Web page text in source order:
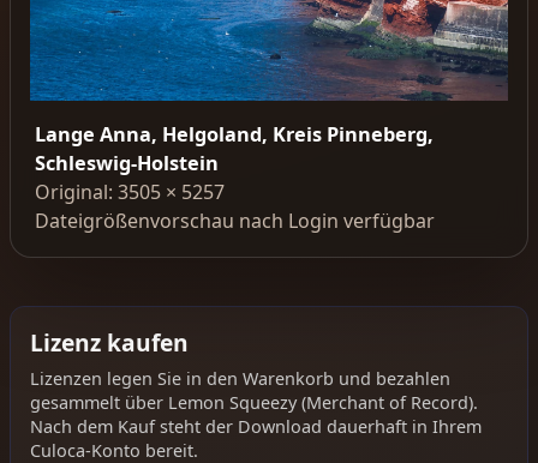
Lange Anna, Helgoland, Kreis Pinneberg,
Schleswig-Holstein
Original: 3505 × 5257
Dateigrößenvorschau nach Login verfügbar
Lizenz kaufen
Lizenzen legen Sie in den Warenkorb und bezahlen
gesammelt über Lemon Squeezy (Merchant of Record).
Nach dem Kauf steht der Download dauerhaft in Ihrem
Culoca-Konto bereit.